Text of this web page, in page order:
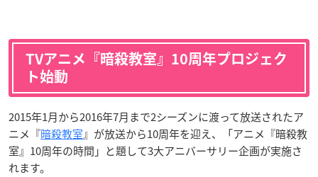
TVアニメ『暗殺教室』10周年プロジェク
ト始動
2015年1月から2016年7月まで2シーズンに渡って放送されたア
ニメ『暗殺教室』が放送から10周年を迎え、「アニメ『暗殺教
室』10周年の時間」と題して3大アニバーサリー企画が実施さ
れます。